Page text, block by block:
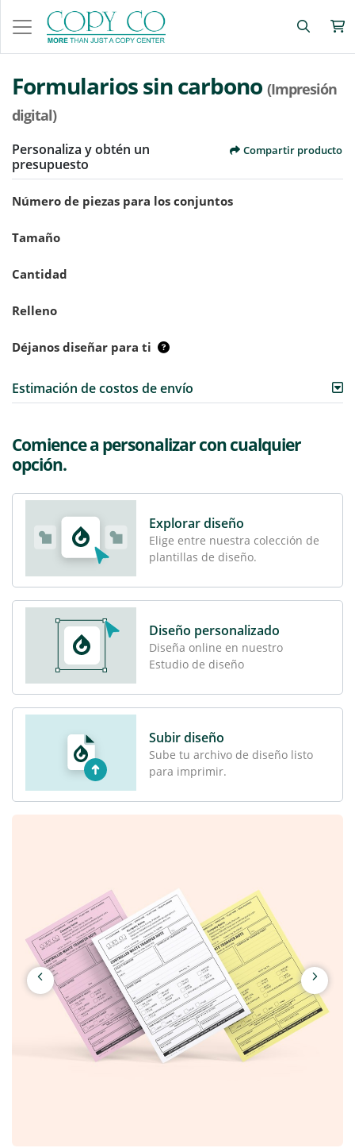
Formularios sin carbono (Impresión
digital)
Personaliza y obtén un
presupuesto
Compartir producto
Número de piezas para los conjuntos
Tamaño
Cantidad
Relleno
Déjanos diseñar para ti
Estimación de costos de envío
Comience a personalizar con cualquier
opción.
Explorar diseño
Elige entre nuestra colección de
plantillas de diseño.
Diseño personalizado
Diseña online en nuestro
Estudio de diseño
Subir diseño
Sube tu archivo de diseño listo
para imprimir.